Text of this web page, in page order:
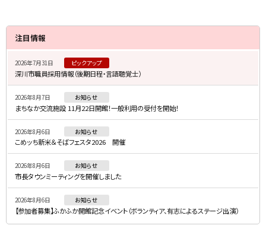
サ
イ
・
メ
ニ
ュ
ー
注目情報
2026年7月31日 ピックアップ
深川市職員採用情報（後期日程・言語聴覚士）
2026年8月7日 お知らせ
まちなか交流施設 11月22日開館！一般利用の受付を開始！
2026年8月6日 お知らせ
こめッち新米＆そばフェスタ2026 開催
2026年8月6日 お知らせ
市長タウンミーティングを開催しました
2026年8月6日 お知らせ
【参加者募集】ふかふか開館記念イベント（ボランティア、有志によるステージ出演）